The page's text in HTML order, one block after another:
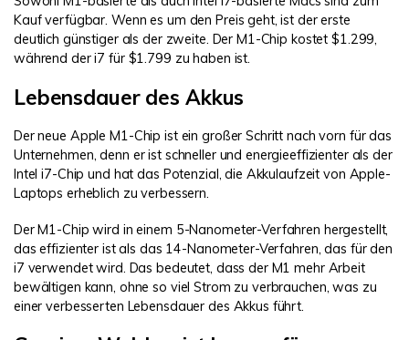
Kauf verfügbar. Wenn es um den Preis geht, ist der erste
deutlich günstiger als der zweite. Der M1-Chip kostet $1.299,
während der i7 für $1.799 zu haben ist.
Lebensdauer des Akkus
Der neue Apple M1-Chip ist ein großer Schritt nach vorn für das
Unternehmen, denn er ist schneller und energieeffizienter als der
Intel i7-Chip und hat das Potenzial, die Akkulaufzeit von Apple-
Laptops erheblich zu verbessern.
Der M1-Chip wird in einem 5-Nanometer-Verfahren hergestellt,
das effizienter ist als das 14-Nanometer-Verfahren, das für den
i7 verwendet wird. Das bedeutet, dass der M1 mehr Arbeit
bewältigen kann, ohne so viel Strom zu verbrauchen, was zu
einer verbesserten Lebensdauer des Akkus führt.